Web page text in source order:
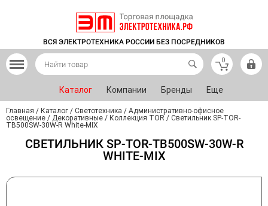
ВСЯ ЭЛЕКТРОТЕХНИКА РОССИИ БЕЗ ПОСРЕДНИКОВ
0
Каталог Компании Бренды Еще
Главная / Каталог / Светотехника / Административно-офисное
освещение / Декоративные / Коллекция TOR / Светильник SP-TOR-
TB500SW-30W-R White-MIX
СВЕТИЛЬНИК SP-TOR-TB500SW-30W-R
WHITE-MIX